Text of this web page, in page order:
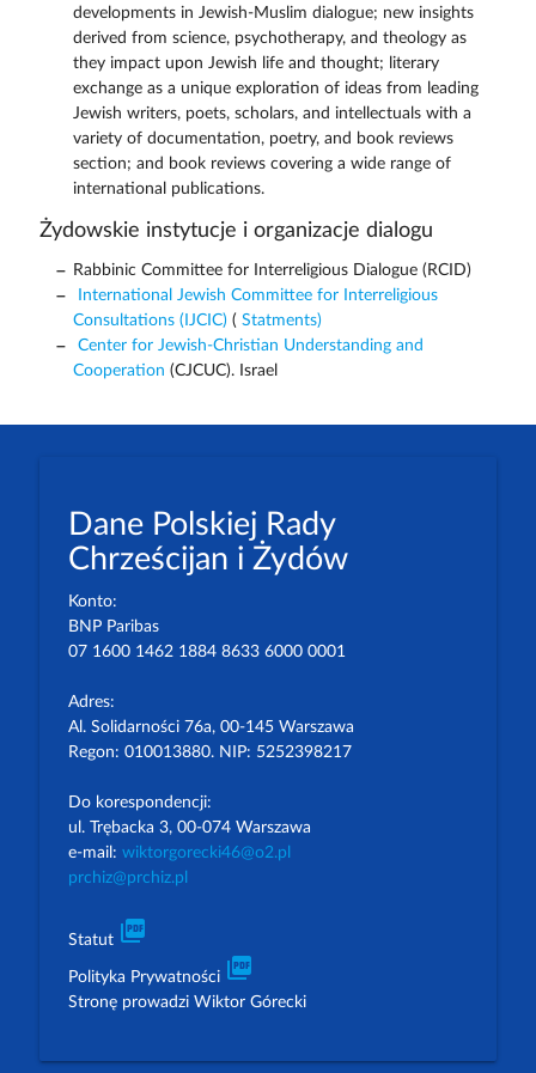
developments in Jewish-Muslim dialogue; new insights
derived from science, psychotherapy, and theology as
they impact upon Jewish life and thought; literary
exchange as a unique exploration of ideas from leading
Jewish writers, poets, scholars, and intellectuals with a
variety of documentation, poetry, and book reviews
section; and book reviews covering a wide range of
international publications.
Żydowskie instytucje i organizacje dialogu
Rabbinic Committee for Interreligious Dialogue (RCID)
International Jewish Committee for Interreligious
Consultations (IJCIC) ( Statments)
Center for Jewish-Christian Understanding and
Cooperation (CJCUC). Israel
Dane Polskiej Rady
Chrześcijan i Żydów
Konto:
BNP Paribas
07 1600 1462 1884 8633 6000 0001
Adres:
Al. Solidarności 76a, 00-145 Warszawa
Regon: 010013880. NIP: 5252398217
Do korespondencji:
ul. Trębacka 3, 00-074 Warszawa
e-mail: wiktorgorecki46@o2.pl
prchiz@prchiz.pl
Statut picture_as_pdf
Polityka Prywatności picture_as_pdf
Stronę prowadzi Wiktor Górecki